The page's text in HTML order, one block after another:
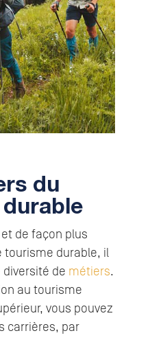
du
de façon plus
tourisme durable, il
de métiers.
au tourisme
vous pouvez
carrières, par